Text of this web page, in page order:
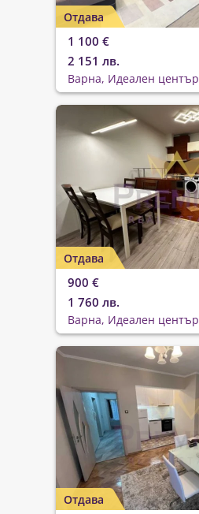
Отдава
1 100 €
2 151 лв.
Варна, Идеален център
Отдава
900 €
1 760 лв.
Варна, Идеален център
Отдава